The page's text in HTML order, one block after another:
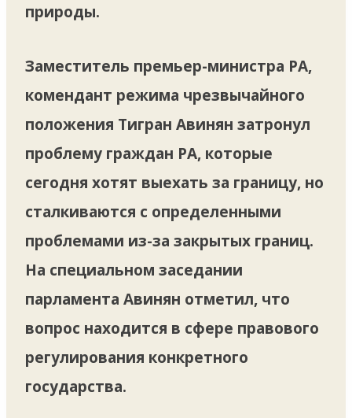
природы.
Заместитель премьер-министра РА,
комендант режима чрезвычайного
положения Тигран Авинян затронул
проблему граждан РА, которые
сегодня хотят выехать за границу, но
сталкиваются с определенными
проблемами из-за закрытых границ.
На специальном заседании
парламента Авинян отметил, что
вопрос находится в сфере правового
регулирования конкретного
государства.